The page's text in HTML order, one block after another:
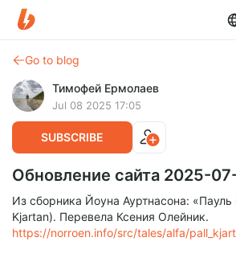
Go to blog
Тимофей Ермолаев
Jul 08 2025 17:05
SUBSCRIBE
Обновление сайта 2025-
Из сборника Йоуна Ауртнасона: «Пауль
Kjartan). Перевела Ксения Олейник.
https://norroen.info/src/tales/alfa/